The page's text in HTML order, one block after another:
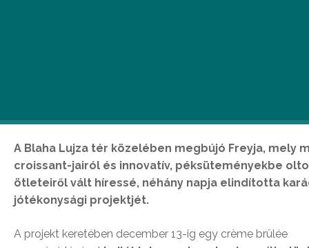
A Blaha Lujza tér közelében megbújó Freyja, mely
croissant-jairól és innovatív, péksüteményekbe
ötleteiről vált híressé, néhány napja elindította
jótékonysági projektjét.
A projekt keretében december 13-ig egy crème brûlée